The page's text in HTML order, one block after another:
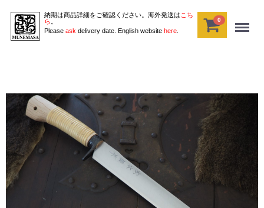
納期は商品詳細をご確認ください。海外発送は こち
ら 。
Please ask delivery date. English website here
0 Menu